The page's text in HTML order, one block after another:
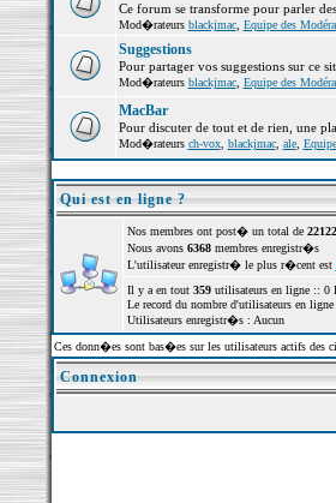
Ce forum se transforme pour parler
Mod�rateurs blackjmac, Equipe des
Suggestions
Pour partager vos suggestions sur ce
Mod�rateurs blackjmac, Equipe des
MacBar
Pour discuter de tout et de rien, une
Mod�rateurs ch-vox, blackjmac, ale,
Qui est en ligne ?
Nos membres ont post� un total de
Nous avons 6368membres enregistr�s
L'utilisateur enregistr� le plus r�cent est
Il y a en tout 359utilisateurs en ligne ::
Le record du nombre d'utilisateurs en ligne
Utilisateurs enregistr�s : Aucun
Ces donn�es sont bas�es sur les utilisateurs actifs des
Connexion